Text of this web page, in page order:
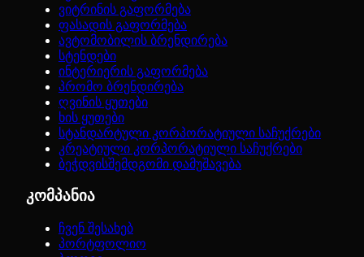
ვიტრინის გაფორმება
ფასადის გაფორმება
ავტომობილის ბრენდირება
სტენდები
ინტერიერის გაფორმება
პრომო ბრენდირება
ღვინის ყუთები
ხის ყუთები
სტანდარტული კორპორატიული საჩუქრები
კრეატიული კორპორატიული საჩუქრები
ბეჭდვისშემდგომი დამუშავება
კომპანია
ჩვენ შესახებ
პორტფოლიო